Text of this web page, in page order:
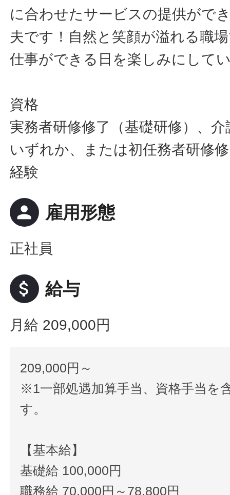
に合わせたサービスの提供がで
夫です！自然と笑顔が溢れる職
仕事ができる日を楽しみにして
資格
実務者研修修了（基礎研修）、
いずれか、または初任務者研修
経験
person 雇用形態
正社員
attach_money 給与
月給 209,000円
209,000円～
※1一部処遇加算手当、資格手当を
す。
【基本給】
基礎給 100,000円
職務給 70,000円～78,800円